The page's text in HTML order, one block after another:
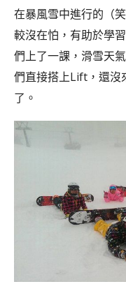
在暴風雪中進行的（
較沒在怕，有助於學
們上了一課，滑雪天
們直接搭上Lift，還沒
了。